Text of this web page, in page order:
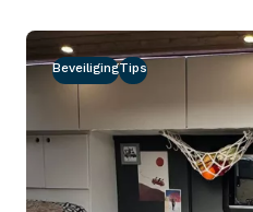
BeveiligingTips